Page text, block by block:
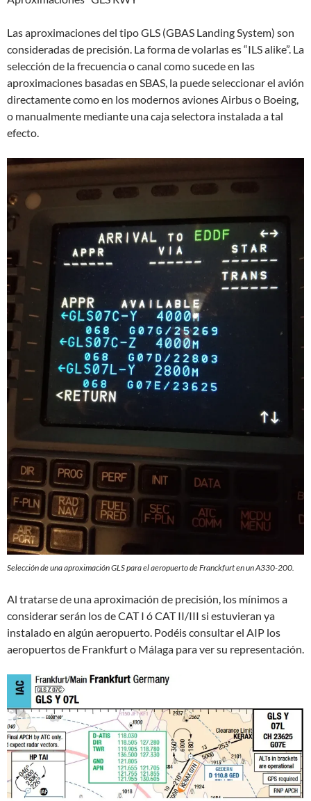
Las aproximaciones del tipo GLS (GBAS Landing System) son
consideradas de precisión. La forma de volarlas es “ILS alike”. La
selección de la frecuencia o canal como sucede en las
aproximaciones basadas en SBAS, la puede seleccionar el avión
directamente como en los modernos aviones Airbus o Boeing,
o manualmente mediante una caja selectora instalada a tal
efecto.
Selección de una aproximación GLS para el aeropuerto de Franckfurt en un A330-200.
Al tratarse de una aproximación de precisión, los mínimos a
considerar serán los de CAT I ó CAT II/III si estuvieran ya
instalado en algún aeropuerto. Podéis consultar el AIP los
aeropuertos de Frankfurt o Málaga para ver su representación.